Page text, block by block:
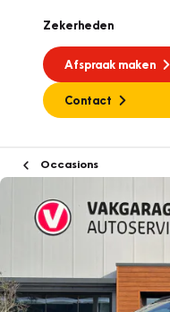
Zekerheden
Afspraak maken
Contact
Occasions